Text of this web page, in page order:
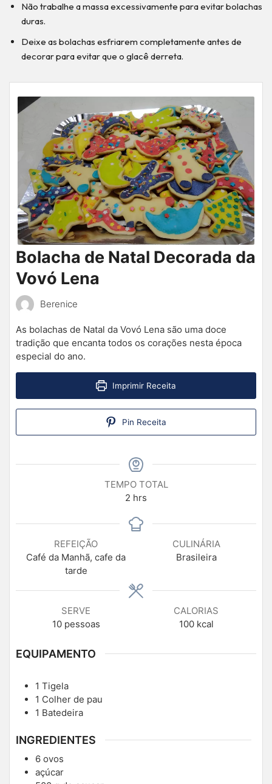
Não trabalhe a massa excessivamente para evitar bolachas
duras.
Deixe as bolachas esfriarem completamente antes de
decorar para evitar que o glacê derreta.
Bolacha de Natal Decorada da
Vovó Lena
Berenice
As bolachas de Natal da Vovó Lena são uma doce
tradição que encanta todos os corações nesta época
especial do ano.
Imprimir Receita
Pin Receita
TEMPO TOTAL
2 hrs
REFEIÇÃO
Café da Manhã, cafe da
tarde
CULINÁRIA
Brasileira
SERVE
10 pessoas
CALORIAS
100 kcal
EQUIPAMENTO
1 Tigela
1 Colher de pau
1 Batedeira
INGREDIENTES
6 ovos
açúcar